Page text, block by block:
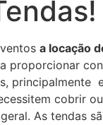
a locação
proporcionar
principalmente
cobrir
As tendas